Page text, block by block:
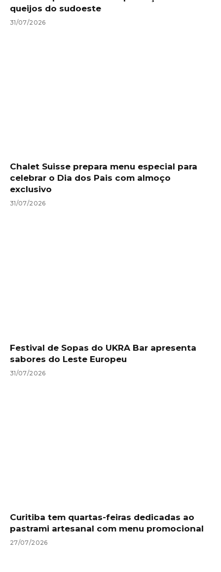
queijos do sudoeste
31/07/2026
Chalet Suisse prepara menu especial para
celebrar o Dia dos Pais com almoço
exclusivo
31/07/2026
Festival de Sopas do UKRA Bar apresenta
sabores do Leste Europeu
31/07/2026
Curitiba tem quartas-feiras dedicadas ao
pastrami artesanal com menu promocional
27/07/2026